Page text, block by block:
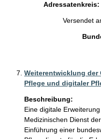
Adressatenkreis:
Versendet
Weiterentwicklung der
Pflege und digitaler
Beschreibung:
Eine digitale
Medizinischen Dienst
Einführung einer